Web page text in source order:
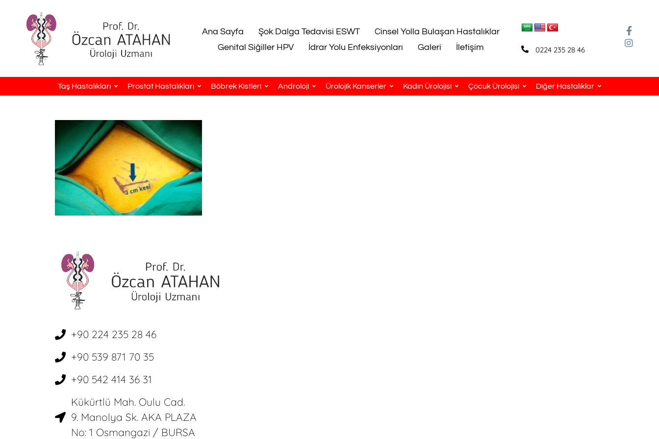
Ana Sayfa Şok Dalga Tedavisi ESWT
Cinsel Yolla Bulaşan Hastalıklar
Genital Siğiller HPV
İdrar Yolu Enfeksiyonları Galeri İletişim 0224 235 28 46
Taş Hastalıkları Prostat Hastalıkları Böbrek Kistleri Androloji Ürolojik Kanserler Kadın Ürolojisi Çocuk Ürolojisi Diğer Hastalıklar
+90 224 235 28 46
+90 539 871 70 35
+90 542 414 36 31
Kükürtlü Mah. Oulu Cad.
9. Manolya Sk. AKA PLAZA
No: 1 Osmangazi / BURSA